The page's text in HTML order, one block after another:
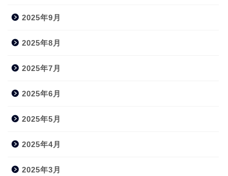
2025年9月
2025年8月
2025年7月
2025年6月
2025年5月
2025年4月
2025年3月